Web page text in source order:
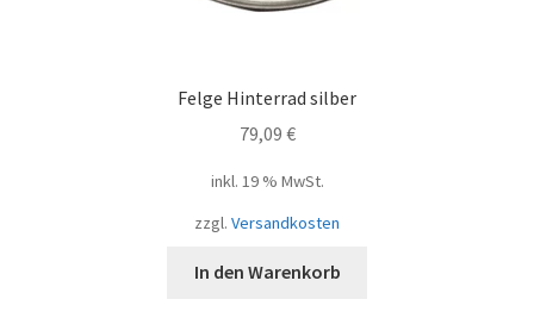
Felge Hinterrad silber
79,09 €
inkl. 19 % MwSt.
zzgl. Versandkosten
In den Warenkorb